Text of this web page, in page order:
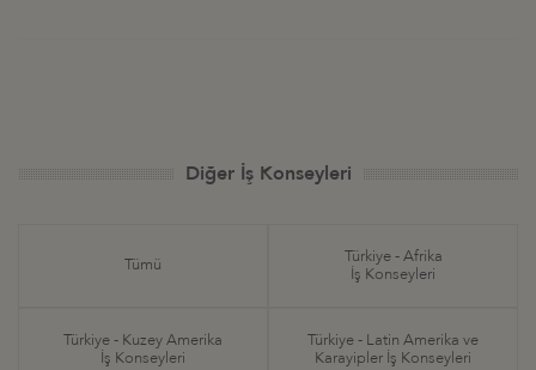
Diğer İş Konseyleri
Tümü
Türkiye - Afrika
İş Konseyleri
Türkiye - Kuzey Amerika
İş Konseyleri
Türkiye - Latin Amerika ve
Karayipler İş Konseyleri